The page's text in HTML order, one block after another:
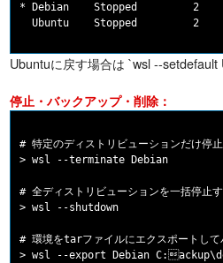
* Debian    Stopped         2
Ubuntuに戻す場合は `wsl --setdefault
停止・バックアップ・削除：
# 特定のディストリビューションだけ停
> wsl --terminate Debian
# 全ディストリビューションを一括停止
> wsl --shutdown
# 環境をtarファイルにエクスポートして
> wsl --export Debian